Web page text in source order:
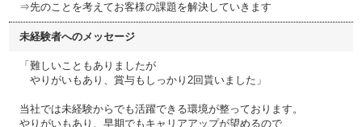
⇒先のことを考えてお客様の課題を解決していきます
未経験者へのメッセージ
「難しいこともありましたが
やりがいもあり、賞与もしっかり2回貰いました」
当社では未経験からでも活躍できる環境が整っております。
やりがいもあり、早期でもキャリアアップが望めるので